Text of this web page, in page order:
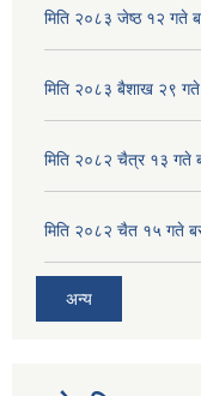
मिति २०८३ जेष्ठ १२ गते
मिति २०८३ बैशाख २९ गते
मिति २०८२ चैत्र १३ गते
मिति २०८२ चैत १५ गते
अन्य